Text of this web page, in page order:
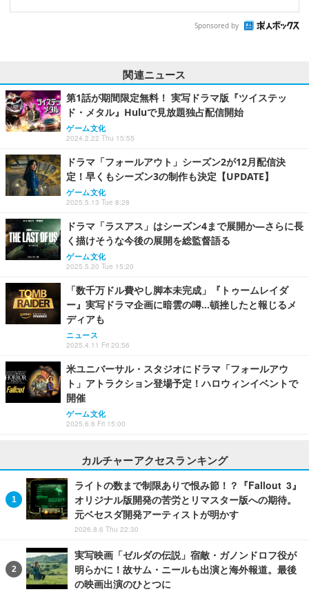
Sponsored by
関連ニュース
第1話が期間限定無料！ 実写ドラマ版『ツイステッ
ド・メタル』Huluで見放題独占配信開始
ゲーム文化
2024.2.22 Thu 15:55
ドラマ「フォールアウト」シーズン2が12月配信決
定！早くもシーズン3の制作も決定【UPDATE】
ゲーム文化
2025.5.13 Tue 8:28
ドラマ「ラスアス」はシーズン4まで展開か―さらに長
く描けそうな今後の展開を総監督語る
ゲーム文化
2025.5.20 Tue 15:20
「数千万ドル費やし脚本未完成」『トゥームレイダ
ー』実写ドラマ企画に暗雲の噂…頓挫したと報じるメ
ディアも
ニュース
2025.4.11 Fri 20:56
米ユニバーサル・スタジオにドラマ「フォールアウ
ト」アトラクション登場予定！ハロウィンイベントで
開催
ゲーム文化
2025.6.6 Fri 15:00
カルチャーアクセスランキング
ライトの数まで制限ありで恨み節！？『Fallout 3』
オリジナル版開発の苦労とリマスター版への期待。
元ベセスダ開発アーティストが明かす
2026.8.6 Thu 22:30
実写映画「ゼルダの伝説」宿敵・ガノンドロフ役が
明らかに！故サム・ニールも出演と海外報道。最後
の映画出演のひとつに